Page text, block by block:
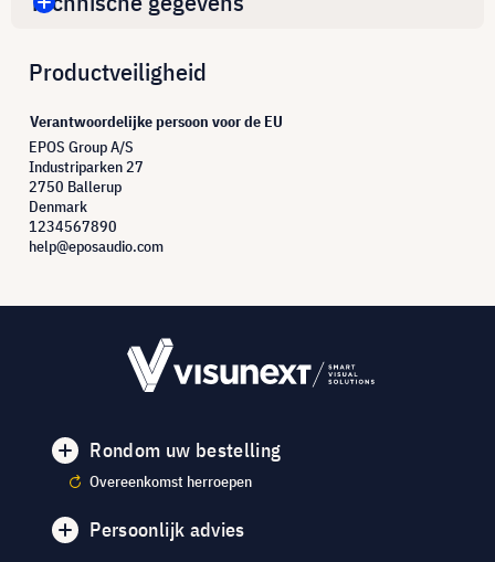
Productveiligheid
Verantwoordelijke persoon voor de EU
EPOS Group A/S
Industriparken 27
2750 Ballerup
Denmark
1234567890
help@eposaudio.com
Rondom uw bestelling
Overeenkomst herroepen
Persoonlijk advies